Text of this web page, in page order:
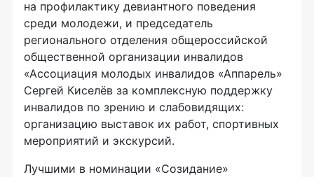
на профилактику девиантного поведения
среди молодежи, и председатель
регионального отделения общероссийской
общественной организации инвалидов
«Ассоциация молодых инвалидов «Аппарель»
Сергей Киселёв за комплексную поддержку
инвалидов по зрению и слабовидящих:
организацию выставок их работ, спортивных
мероприятий и экскурсий.
Лучшими в номинации «Созидание»